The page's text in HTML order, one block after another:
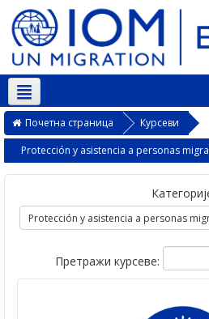
Српски ‎(sr_cr)‎
Почетна страница
Курсеви
Protección y asistencia a personas
Претражи курсеве: